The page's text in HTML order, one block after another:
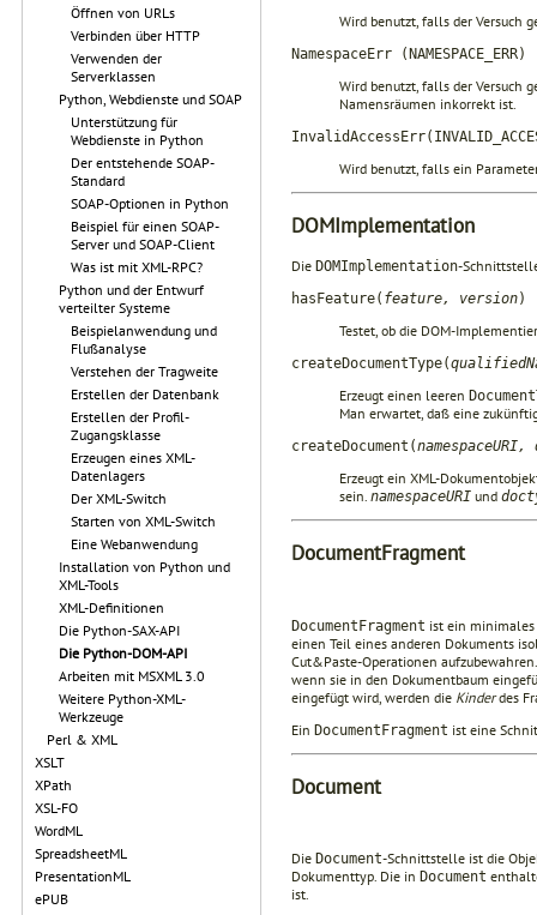
Öffnen von URLs
Verbinden über HTTP
Verwenden der
Serverklassen
Python, Webdienste und SOAP
Unterstützung für
Webdienste in Python
Der entstehende SOAP-
Standard
SOAP-Optionen in Python
Beispiel für einen SOAP-
Server und SOAP-Client
Was ist mit XML-RPC?
Python und der Entwurf
verteilter Systeme
Beispielanwendung und
Flußanalyse
Verstehen der Tragweite
Erstellen der Datenbank
Erstellen der Profil-
Zugangsklasse
Erzeugen eines XML-
Datenlagers
Der XML-Switch
Starten von XML-Switch
Eine Webanwendung
Installation von Python und
XML-Tools
XML-Definitionen
Die Python-SAX-API
Die Python-DOM-API
Arbeiten mit MSXML 3.0
Weitere Python-XML-
Werkzeuge
Perl & XML
XSLT
XPath
XSL-FO
WordML
SpreadsheetML
PresentationML
ePUB
Wird benutzt, falls der Versuch
NamespaceErr (NAMESPACE_ERR)
Wird benutzt, falls der Versuch
Namensräumen inkorrekt ist.
Wird benutzt, falls ein
DOMImplementation
Die DOMImplementation-
hasFeature( feature, version)
Testet, ob die DOM-
createDocumentType(
Erzeugt einen leeren
Man erwartet, daß eine
createDocument(
Erzeugt ein XML-
sein. namespaceURI und
DocumentFragment
DocumentFragment ist ein minimales
einen Teil eines anderen Dokuments
Cut&Paste-Operationen
wenn sie in den Dokumentbaum
eingefügt wird, werden die Kinderdes
Ein DocumentFragment ist eine
Document
Die Document-Schnittstelle ist die
Dokumenttyp. Die in Document
ist.